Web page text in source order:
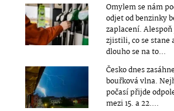
Omylem se nám
odjet od benzinky
zaplacení.
zjistili, co se stane
dlouho se na to...
Česko dnes zasáhne
bouřková vlna.
počasí přijde
mezi 15. a 22....